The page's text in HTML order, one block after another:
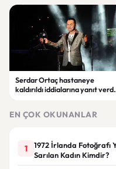
Serdar Ortaç hastaneye
kaldırıldı iddialarına yanıt
EN ÇOK OKUNANLAR
1
1972 İrlanda Fotoğrafı
Sarılan Kadın Kimdir?